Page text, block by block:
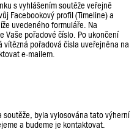
s vyhlášením soutěže veřejně
Facebookový profil (Timeline) a
uvedeného formuláře. Na
Vaše pořadové číslo. Po ukončení
pořadová čísla uveřejněna na
e-mailem.
byla vylosována tato výherní
a budeme je kontaktovat.